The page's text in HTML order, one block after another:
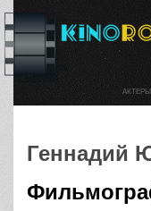
Геннадий